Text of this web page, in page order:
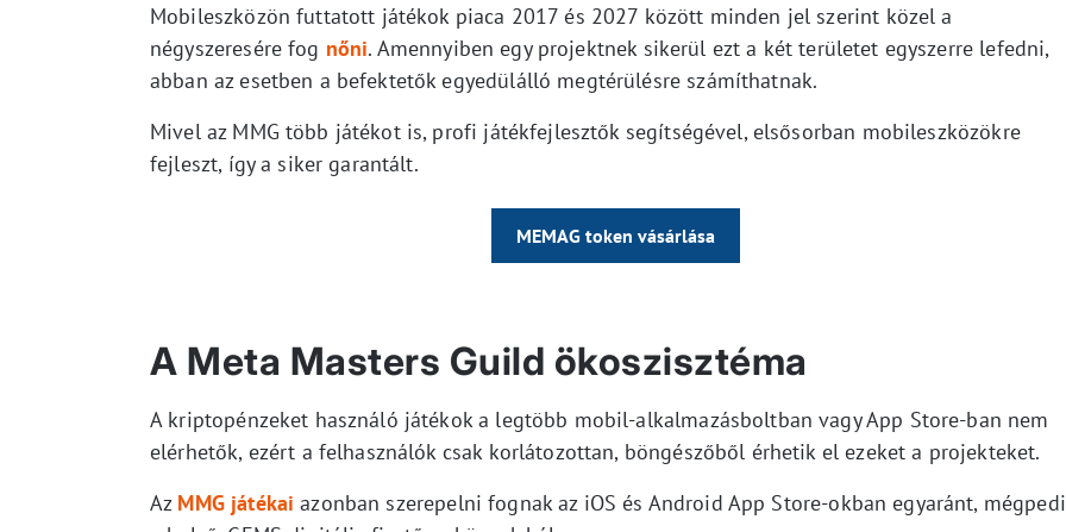
Mobileszközön futtatott játékok piaca 2017 és 2027 között minden jel szerint közel a
négyszeresére fog nőni. Amennyiben egy projektnek sikerül ezt a két területet egyszerre lefedni,
abban az esetben a befektetők egyedülálló megtérülésre számíthatnak.
Mivel az MMG több játékot is, profi játékfejlesztők segítségével, elsősorban mobileszközökre
fejleszt, így a siker garantált.
MEMAG token vásárlása
A Meta Masters Guild ökoszisztéma
A kriptopénzeket használó játékok a legtöbb mobil-alkalmazásboltban vagy App Store-ban nem
elérhetők, ezért a felhasználók csak korlátozottan, böngészőből érhetik el ezeket a projekteket.
Az MMG játékai azonban szerepelni fognak az iOS és Android App Store-okban egyaránt,